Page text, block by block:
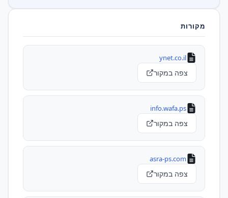
מקורות
ynet.co.il
צפה במקור
info.wafa.ps
צפה במקור
asra-ps.com
צפה במקור